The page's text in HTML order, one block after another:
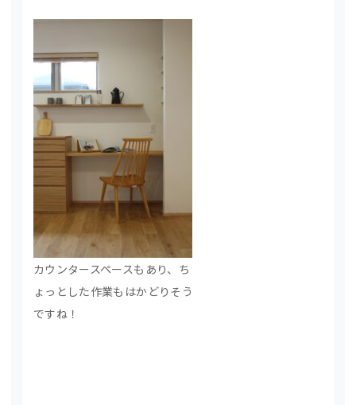
カウンタースペースもあり、ち
ょっとした作業もはかどりそう
ですね！